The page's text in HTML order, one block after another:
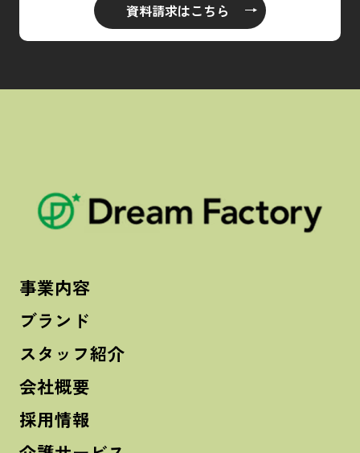
資料請求はこちら
事業内容
ブランド
スタッフ紹介
会社概要
採用情報